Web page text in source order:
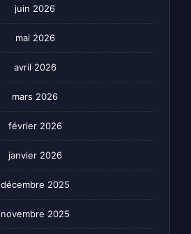
juin 2026
mai 2026
avril 2026
mars 2026
février 2026
janvier 2026
décembre 2025
novembre 2025